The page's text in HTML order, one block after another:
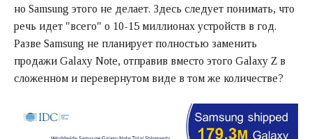
но Samsung этого не делает. Здесь следует понимать, что
речь идет "всего" о 10-15 миллионах устройств в год.
Разве Samsung не планирует полностью заменить
продажи Galaxy Note, отправив вместо этого Galaxy Z в
сложенном и перевернутом виде в том же количестве?